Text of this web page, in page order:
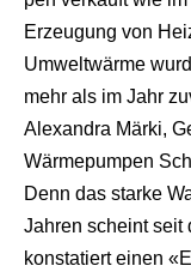
Erzeugung von
Umweltwärme
mehr als im Jahr
Alexandra Märki,
Wärmepumpen
Denn das starke
Jahren scheint seit
konstatiert einen